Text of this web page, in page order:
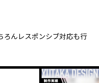
ろんレスポンシブ対応も行